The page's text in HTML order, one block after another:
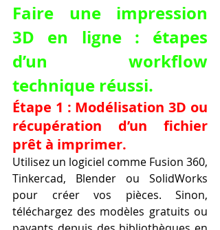
Faire une impression
3D en ligne : étapes
d’un workflow
technique réussi.
Étape 1 : Modélisation 3D ou
récupération d’un fichier
prêt à imprimer.
Utilisez un logiciel comme Fusion 360,
Tinkercad, Blender ou SolidWorks
pour créer vos pièces. Sinon,
téléchargez des modèles gratuits ou